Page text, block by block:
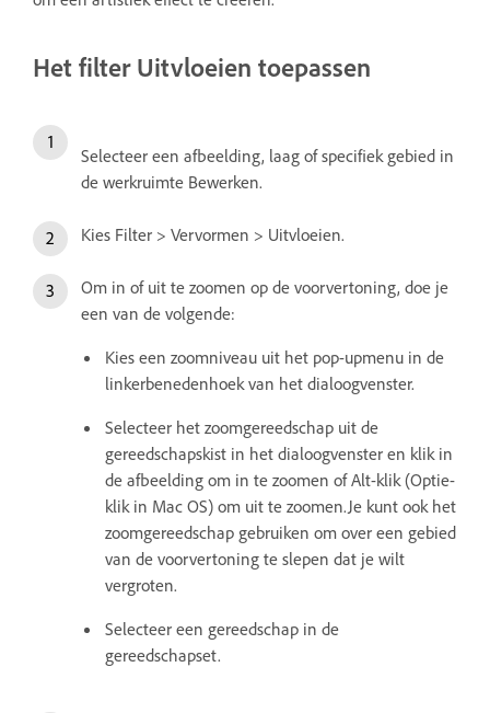
Het filter Uitvloeien toepassen
Selecteer een afbeelding, laag of specifiek gebied in
de werkruimte Bewerken.
Kies Filter > Vervormen > Uitvloeien.
Om in of uit te zoomen op de voorvertoning, doe je
een van de volgende:
Kies een zoomniveau uit het pop-upmenu in de
linkerbenedenhoek van het dialoogvenster.
Selecteer het zoomgereedschap uit de
gereedschapskist in het dialoogvenster en klik in
de afbeelding om in te zoomen of Alt-klik (Optie-
klik in Mac OS) om uit te zoomen.Je kunt ook het
zoomgereedschap gebruiken om over een gebied
van de voorvertoning te slepen dat je wilt
vergroten.
Selecteer een gereedschap in de
gereedschapset.